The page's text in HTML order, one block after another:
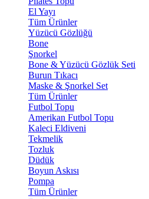
El Yayı
Tüm Ürünler
Yüzücü Gözlüğü
Bone
Şnorkel
Bone & Yüzücü Gözlük Seti
Burun Tıkacı
Maske & Şnorkel Set
Tüm Ürünler
Futbol Topu
Amerikan Futbol Topu
Kaleci Eldiveni
Tekmelik
Tozluk
Düdük
Boyun Askısı
Pompa
Tüm Ürünler